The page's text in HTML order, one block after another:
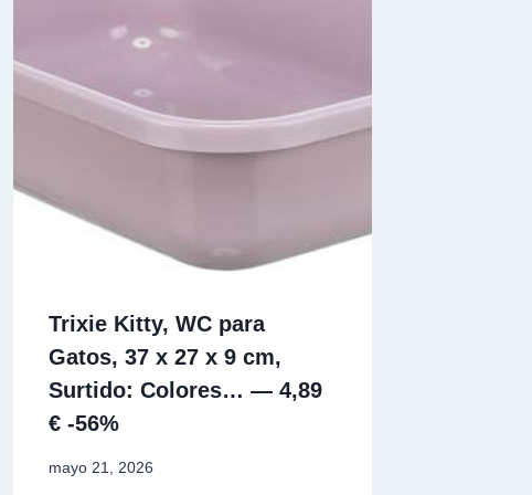
Trixie Kitty, WC para
Gatos, 37 x 27 x 9 cm,
Surtido: Colores… — 4,89
€ -56%
mayo 21, 2026